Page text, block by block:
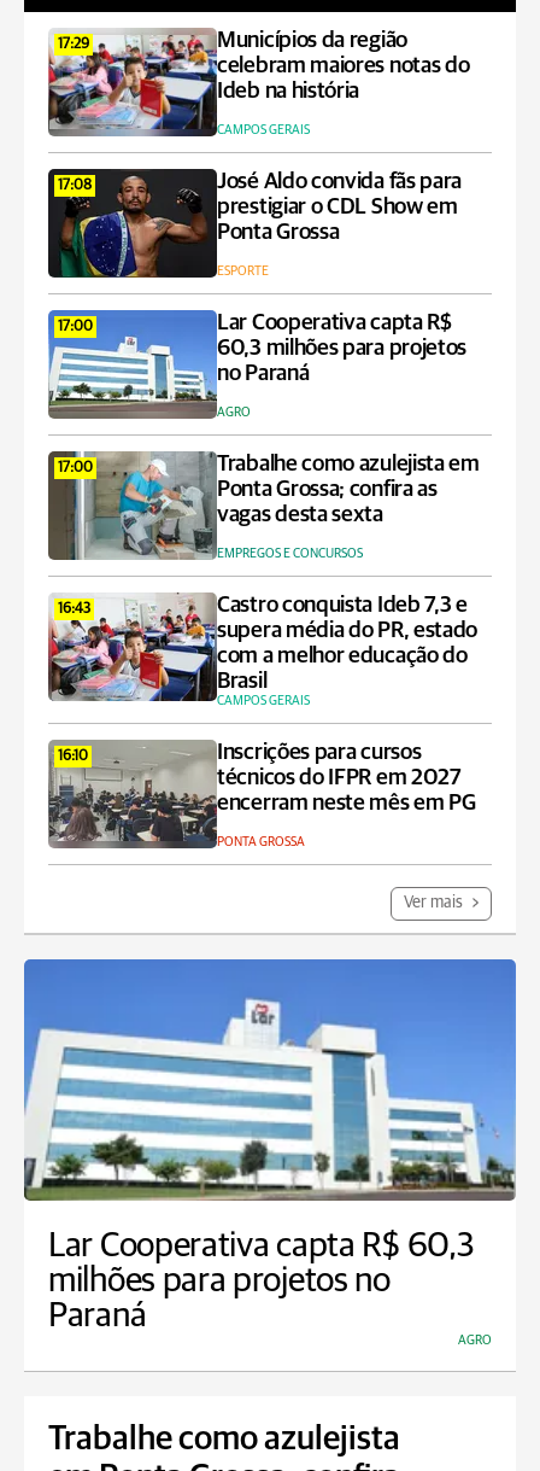
17:29
Municípios da região
celebram maiores notas do
Ideb na história
CAMPOS GERAIS
17:08
José Aldo convida fãs para
prestigiar o CDL Show em
Ponta Grossa
ESPORTE
17:00
Lar Cooperativa capta R$
60,3 milhões para projetos
no Paraná
AGRO
17:00
Trabalhe como azulejista em
Ponta Grossa; confira as
vagas desta sexta
EMPREGOS E CONCURSOS
16:43
Castro conquista Ideb 7,3 e
supera média do PR, estado
com a melhor educação do
Brasil
CAMPOS GERAIS
16:10
Inscrições para cursos
técnicos do IFPR em 2027
encerram neste mês em PG
PONTA GROSSA
Ver mais
Lar Cooperativa capta R$ 60,3
milhões para projetos no
Paraná
AGRO
Trabalhe como azulejista